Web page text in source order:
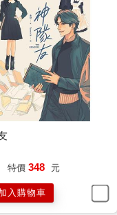
特價 348 元
入購物車